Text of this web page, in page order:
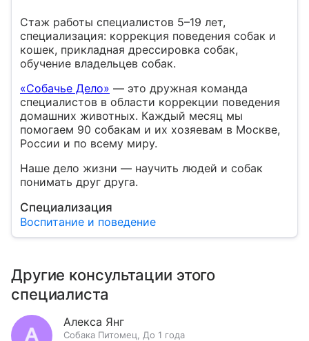
Стаж работы специалистов 5–19 лет,
специализация: коррекция поведения собак и
кошек, прикладная дрессировка собак,
обучение владельцев собак.
«Собачье Дело» — это дружная команда
специалистов в области коррекции поведения
домашних животных. Каждый месяц мы
помогаем 90 собакам и их хозяевам в Москве,
России и по всему миру.
Наше дело жизни — научить людей и собак
понимать друг друга.
Специализация
Воспитание и поведение
Другие консультации этого
специалиста
Алекса Янг
Собака Питомец До 1 года